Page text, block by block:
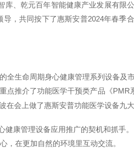
、乾元百年智能健康产业发展有限
，共同按下了惠斯安普2024年春季
全生命周期身心健康管理系列设备及
点推介了功能医学干预类产品《PMR
会上做了惠斯安普功能医学设备九大
康管理设备应用推广的契机和抓手。
，在更加自然的环境里互动交流。